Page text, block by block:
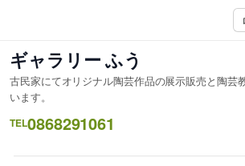
ス
キ
ッ
プ
ギャラリー ふう
古民家にてオリジナル陶芸作品の展示販売と陶芸
います。
TEL0868291061